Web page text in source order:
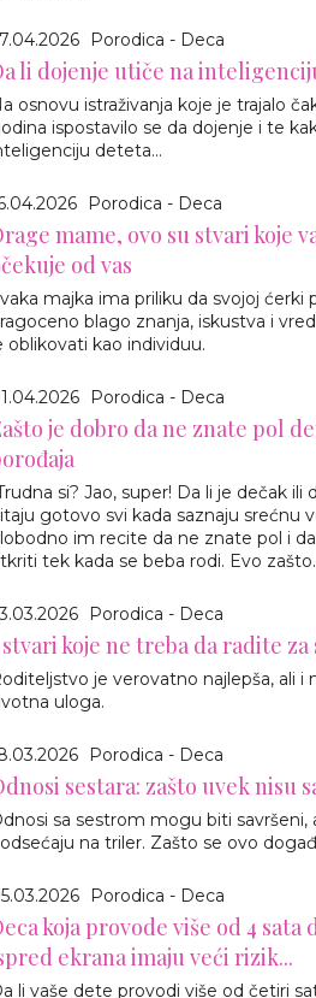
Porodica - Deca
li dojenje utiče na
osnovu istraživanja koje je trajalo
ispostavilo se da dojenje i te
deteta...
Porodica - Deca
mame, ovo su stvari koje
od vas
majka ima priliku da svojoj ćerki
blago znanja, iskustva i
oblikovati kao individuu.
Porodica - Deca
je dobro da ne znate pol
si? Jao, super! Da li je dečak ili
gotovo svi kada saznaju srećnu
im recite da ne znate pol i
tek kada se beba rodi. Evo
Porodica - Deca
stvari koje ne treba da radite za
je verovatno najlepša, ali i
uloga.
Porodica - Deca
sestara: zašto uvek nisu
sa sestrom mogu biti savršeni,
na triler. Zašto se ovo
Porodica - Deca
koja provode više od 4 sata
ekrana imaju veći rizik...
li vaše dete provodi više od četiri